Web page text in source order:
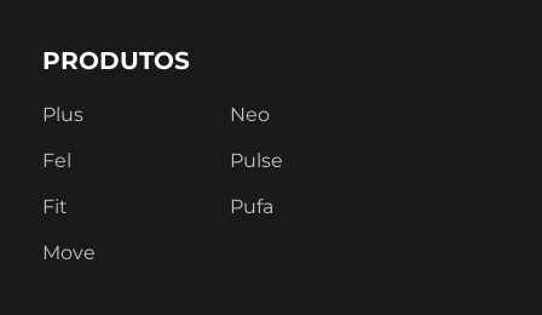
PRODUTOS
Plus
Fel
Fit
Move
Neo
Pulse
Pufa